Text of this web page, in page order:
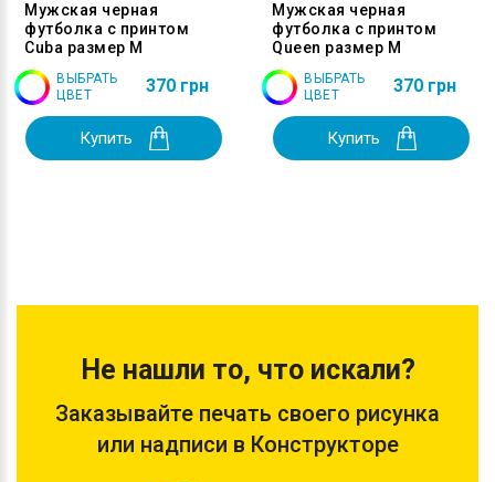
Мужская черная
футболка с принтом
Cuba размер M
ВЫБРАТЬ
ЦВЕТ
370 грн
Купить
Мужская черная
футболка с принтом
Queen размер M
ВЫБРАТЬ
ЦВЕТ
370 грн
Купить
Не нашли то, что искали?
Заказывайте печать своего рисунка
или надписи в Конструкторе